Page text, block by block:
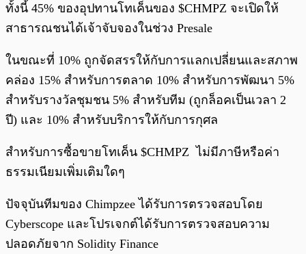
ทั้งนี้ 45% ของอุปทานโทเค็นของ $CHMPZ จะเปิดให้
สาธารณชนได้เจ้าจับจองในช่วง Presale
ในขณะที่ 10% ถูกจัดสรรให้กับการแลกเปลี่ยนและสภาพ
คล่อง 15% สำหรับการตลาด 10% สำหรับการพัฒนา 5%
สำหรับรางวัลชุมชน 5% สำหรับทีม (ถูกล็อคเป็นเวลา 2
ปี) และ 10% สำหรับบริการให้กับการกุศล
สำหรับการซื้อขายโทเค็น $CHMPZ ไม่มีภาษีหรือค่า
ธรรมเนียมเพิ่มเติมใดๆ
ปัจจุบันทีมของ Chimpzee ได้รับการตรวจสอบโดย
Cyberscope และโปรเจกต์ได้รับการตรวจสอบความ
ปลอดภัยจาก Solidity Finance